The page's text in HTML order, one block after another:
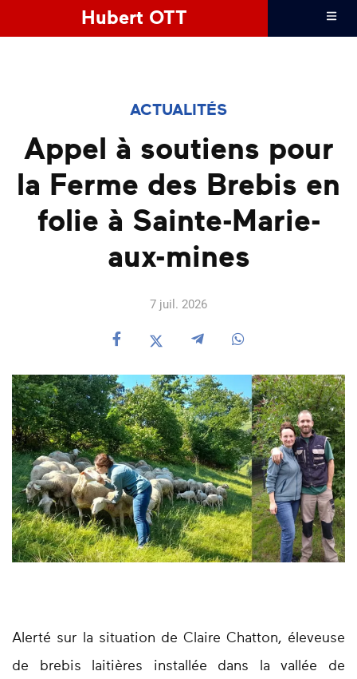
Hubert OTT
ACTUALITÉS
Appel à soutiens pour
la Ferme des Brebis en
folie à Sainte-Marie-
aux-mines
7 juil. 2026
Alerté sur la situation de Claire Chatton, éleveuse
de brebis laitières installée dans la vallée de